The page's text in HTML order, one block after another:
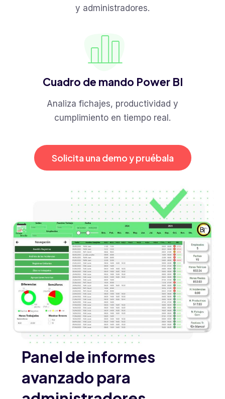
y administradores.
Cuadro de mando Power BI
Analiza fichajes, productividad y
cumplimiento en tiempo real.
Solicita una demo y pruébala
Panel de informes
avanzado para